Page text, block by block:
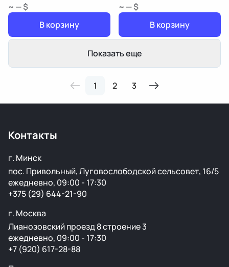
~ — $
В корзину
~ — $
В корзину
Показать еще
1 2 3
Контакты
г. Минск
пос. Привольный, Луговослободской сельсовет, 16/5
ежедневно, 09:00 - 17:30
+375 (29) 644-21-90
г. Москва
Лианозовский проезд 8 строение 3
ежедневно, 09:00 - 17:30
+7 (920) 617-28-88